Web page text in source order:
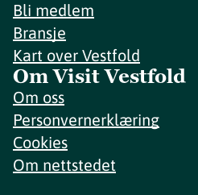
Bli medlem
Bransje
Kart over Vestfold
Om Visit Vestfold
Om oss
Personvernerklæring
Cookies
Om nettstedet